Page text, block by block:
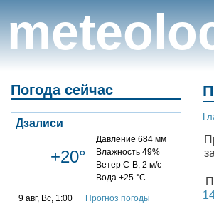
Погода сейчас
Дзалиси
+20°
Давление 684 мм
Влажность 49%
Ветер С-В, 2 м/с
Вода +25 °C
9 авг, Вс, 1:00 Прогноз погоды